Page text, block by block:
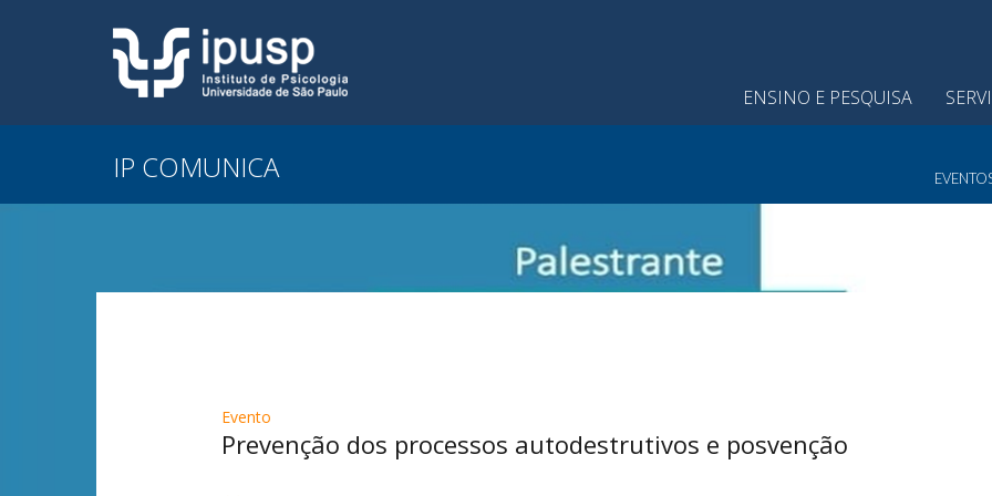
ENSINO E PESQUISA
IP COMUNICA
Evento
Prevenção dos processos autodestrutivos e posvenção